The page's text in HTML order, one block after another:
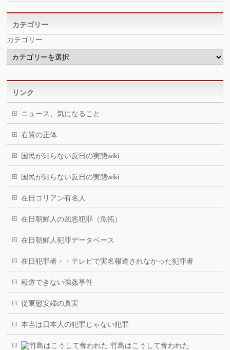
カテゴリー
カテゴリー
リンク
ニュース、気になること
右翼の正体
国民が知らない反日の実態wiki
国民が知らない反日の実態wiki
在日コリアン有名人
在日朝鮮人の凶悪犯罪（魚拓）
在日朝鮮人犯罪データベース
在日犯罪者・・テレビで実名報道されなかった犯罪者
報道できない強姦事件
従軍慰安婦の真実
本当は日本人の犯罪じゃない犯罪
竹島はこうして奪われた